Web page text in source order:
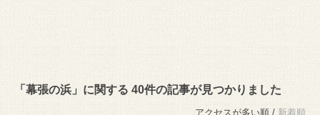
「幕張の浜」に関する 40件の記事が見つかりました
アクセスが多い順 / 新着順